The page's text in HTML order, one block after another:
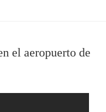
el aeropuerto de